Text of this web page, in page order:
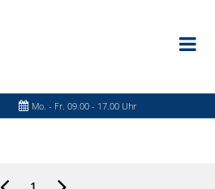
Mo. - Fr. 09.00 - 17.00 Uhr